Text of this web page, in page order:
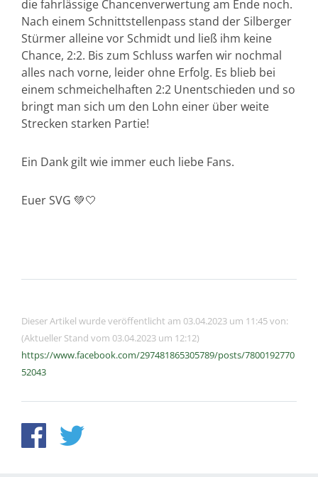
die fahrlässige Chancenverwertung am Ende noch.
Nach einem Schnittstellenpass stand der Silberger
Stürmer alleine vor Schmidt und ließ ihm keine
Chance, 2:2. Bis zum Schluss warfen wir nochmal
alles nach vorne, leider ohne Erfolg. Es blieb bei
einem schmeichelhaften 2:2 Unentschieden und so
bringt man sich um den Lohn einer über weite
Strecken starken Partie!
Ein Dank gilt wie immer euch liebe Fans.
Euer SVG 💚🤍
Dieser Artikel wurde veröffentlicht am 03.04.2023 um 11:45 von:
(Aktueller Stand vom 03.04.2023 um 12:12)
https://www.facebook.com/297481865305789/posts/7800192770
52043